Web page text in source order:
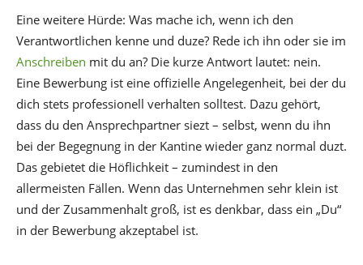
Eine weitere Hürde: Was mache ich, wenn ich den
Verantwortlichen kenne und duze? Rede ich ihn oder sie im
Anschreiben mit du an? Die kurze Antwort lautet: nein.
Eine Bewerbung ist eine offizielle Angelegenheit, bei der du
dich stets professionell verhalten solltest. Dazu gehört,
dass du den Ansprechpartner siezt – selbst, wenn du ihn
bei der Begegnung in der Kantine wieder ganz normal duzt.
Das gebietet die Höflichkeit – zumindest in den
allermeisten Fällen. Wenn das Unternehmen sehr klein ist
und der Zusammenhalt groß, ist es denkbar, dass ein „Du“
in der Bewerbung akzeptabel ist.